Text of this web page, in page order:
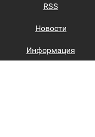
RSS
Новости
Информация